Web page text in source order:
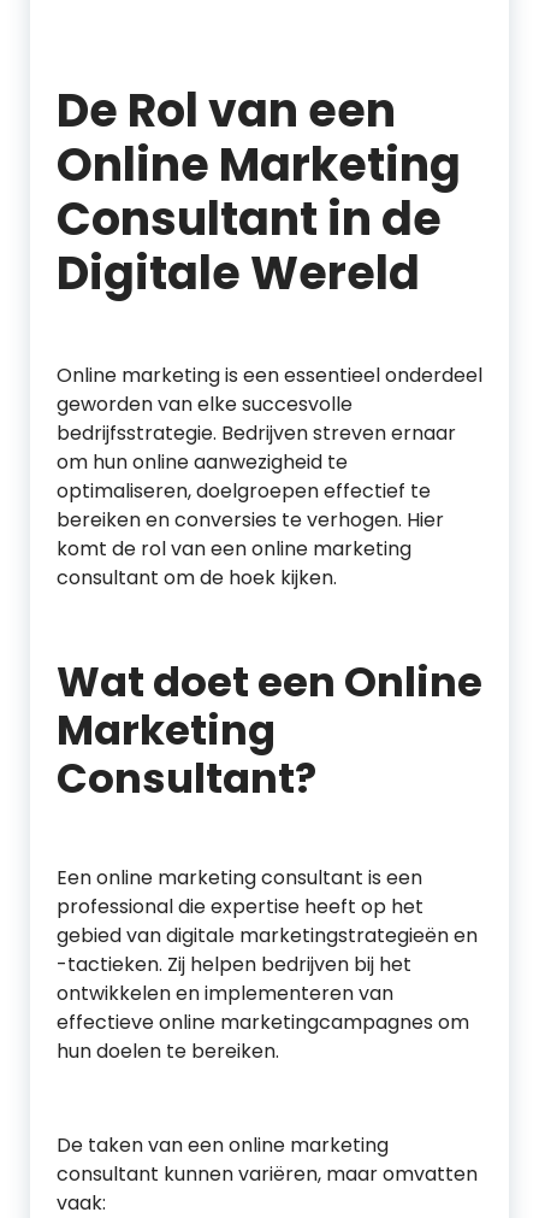
De Rol van een
Online Marketing
Consultant in de
Digitale Wereld
Online marketing is een essentieel onderdeel
geworden van elke succesvolle
bedrijfsstrategie. Bedrijven streven ernaar
om hun online aanwezigheid te
optimaliseren, doelgroepen effectief te
bereiken en conversies te verhogen. Hier
komt de rol van een online marketing
consultant om de hoek kijken.
Wat doet een Online
Marketing
Consultant?
Een online marketing consultant is een
professional die expertise heeft op het
gebied van digitale marketingstrategieën en
-tactieken. Zij helpen bedrijven bij het
ontwikkelen en implementeren van
effectieve online marketingcampagnes om
hun doelen te bereiken.
De taken van een online marketing
consultant kunnen variëren, maar omvatten
vaak: